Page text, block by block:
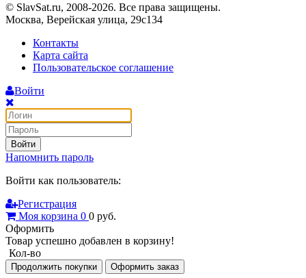
© SlavSat.ru, 2008-2026. Все права защищены.
Москва, Верейская улица, 29с134
Контакты
Карта сайта
Пользовательское соглашение
Войти
Войти
Напомнить пароль
Войти как пользователь:
Регистрация
Моя корзина 0 0 руб.
Оформить
Товар успешно добавлен в корзину!
Кол-во
Продолжить покупки Оформить заказ